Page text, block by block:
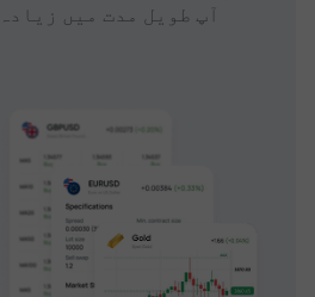
آپ طویل مدت میں